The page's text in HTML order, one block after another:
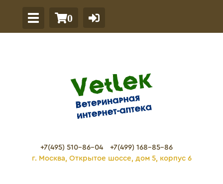
0
+7(495) 510-86-04
+7(499) 168-85-86
г. Москва, Открытое шоссе, дом 5, корпус 6